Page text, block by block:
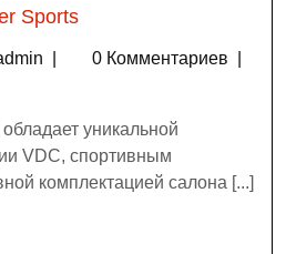
Sports
0 Комментариев
уникальной
VDC, спортивным
комплектацией салона [...]